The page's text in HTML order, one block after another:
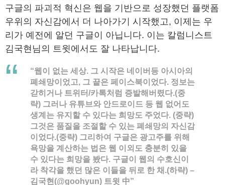
구글의 파괴적 혁신은 웹을 기반으로 성장했던 플랫폼
우위의 자신감에서 더 나아가기 시작했고, 이제는 우
리가 예전에 알던 구글이 아닙니다. 이는 칼럼니스트
김국현님의 트윗에서도 잘 나타납니다.
“웹이 없는 세상. 그 시작은 네이버등 아시아의
폐쇄망이었고, 그 끝은 페이스북이었다. 정보는
갇히거나 트위터/카톡처럼 증발해버렸다.(중
략) 그러나 유튜브와 안드로이드 등 웹 없어도
생계는 유지할 수 있다는 희망도 주었다. (중략)
그것은 품질을 조절할 수 있는 폐쇄망의 자신감
이었다.(중략) 그리하여 구글은 광고주를 위해
욕망을 계산하는 법은 웹 이외도 충분히 있을
수 있다는 희망을 봤다. 구글이 웹의 수호신이
라 착각을 했던 많은 이들을 뒤로 한 채.(하략) –
김국현(@goohyun) 트윗 中”